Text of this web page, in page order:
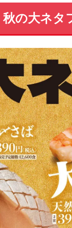
秋の大ネタ